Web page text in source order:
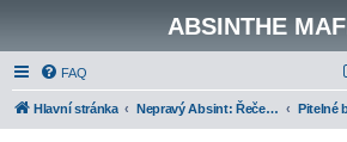
ABSINTHE
FAQ
Hlavní stránka Nepravý Absint: Řečeno politicky korektně - "Moderní absinth"